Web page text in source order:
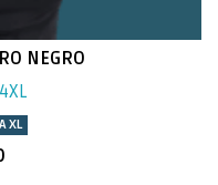
NEGRO
XL